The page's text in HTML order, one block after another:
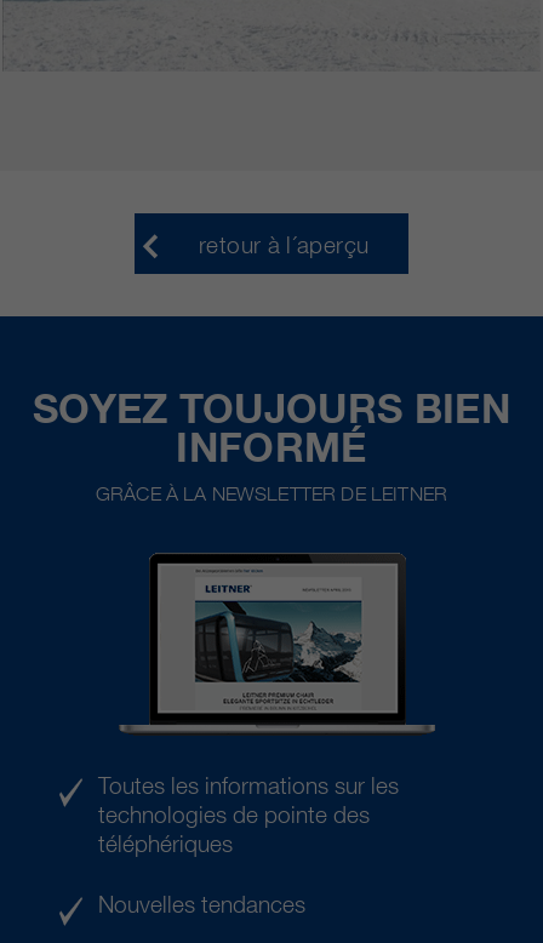
retour à l´aperçu
SOYEZ TOUJOURS BIEN
INFORMÉ
GRÂCE À LA NEWSLETTER DE LEITNER
Toutes les informations sur les
technologies de pointe des
téléphériques
Nouvelles tendances